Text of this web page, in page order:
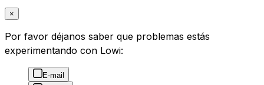
×
Por favor déjanos saber que problemas estás
experimentando con Lowi:
E-mail